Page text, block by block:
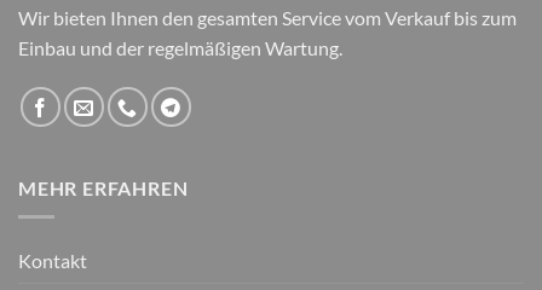
Wir bieten Ihnen den gesamten Service vom Verkauf bis zum
Einbau und der regelmäßigen Wartung.
MEHR ERFAHREN
Kontakt